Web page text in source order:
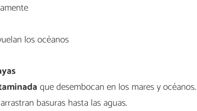
los océanos
que desembocan en los mares y océanos.
basuras hasta las aguas.